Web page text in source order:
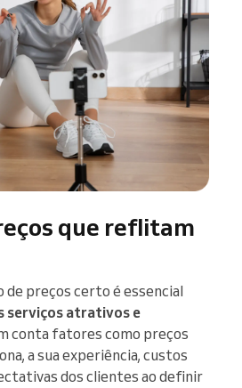
que reflitam
de preços certo é essencial
serviços atrativos e
conta fatores como preços
a sua experiência, custos
dos clientes ao definir